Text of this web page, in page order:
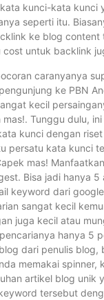
kunci-kata kunci
seperti itu.
ke blog content
cost untuk backlink
caranyanya
ke PBN
kecil
mas!. Tunggu dulu,
kunci dengan
persatu kata kunci
mas!
Bisa jadi hanya 5
keyword dari
sangat kecil
juga kecil atau
hanya 5
dari penulis blog,
memakai spinner,
artikel blog unik
tersebut